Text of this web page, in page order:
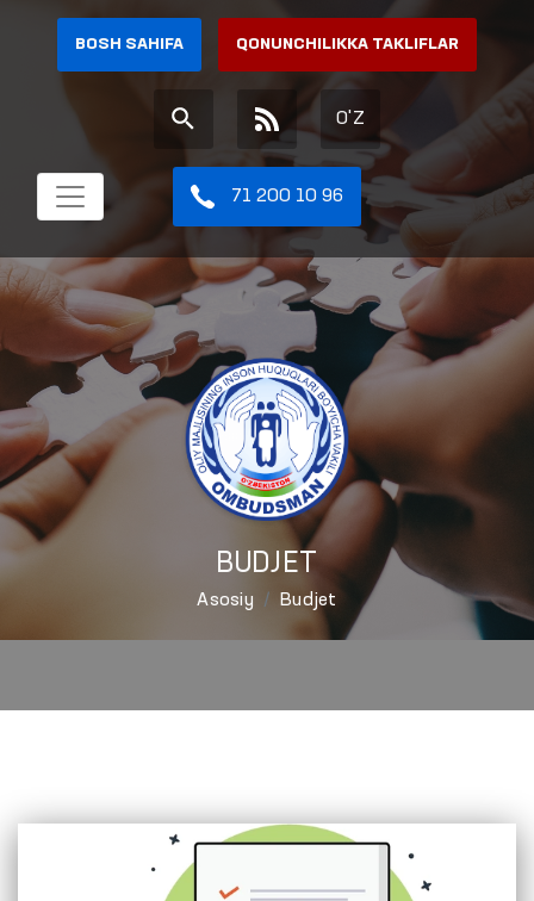
BOSH SAHIFA QONUNCHILIKKA TAKLIFLAR
O'Z
71 200 10 96
BUDJET
Asosiy Budjet